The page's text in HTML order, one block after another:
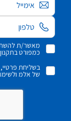
אימייל
מאשר/ת
כמפורט
בשליחת
של אלמ